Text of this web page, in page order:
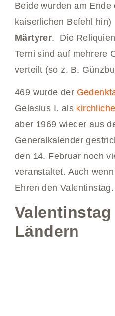
Beide wurden am Ende
kaiserlichen Befehl
Märtyrer. Die
Terni sind auf mehrere
verteilt (so z. B.
469 wurde der
Gelasius I. als
aber 1969 wieder aus
Generalkalender
den 14. Februar noch
veranstaltet. Auch
Ehren den Valentinstag.
Ländern